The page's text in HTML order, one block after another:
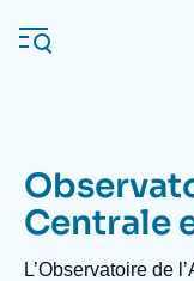
au
contenu
Navigation
principale
Centrale
Accroche
L’Observatoire de